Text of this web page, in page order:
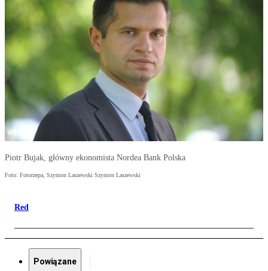
Piotr Bujak, główny ekonomista Nordea Bank Polska
Foto: Fotorzepa, Szymon Laszewski Szymon Laszewski
Red
Powiązane